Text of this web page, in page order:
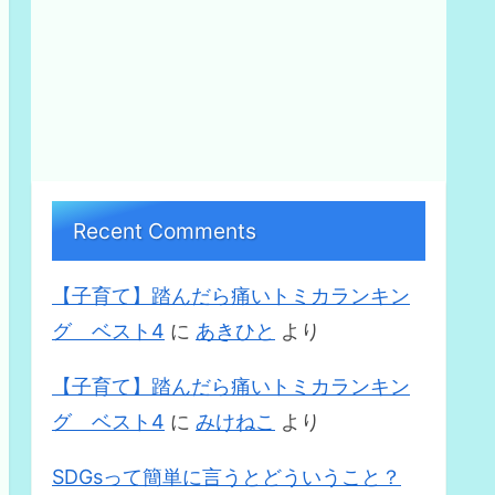
Recent Comments
【子育て】踏んだら痛いトミカランキン
グ ベスト4 に あきひと より
【子育て】踏んだら痛いトミカランキン
グ ベスト4 に みけねこ より
SDGsって簡単に言うとどういうこと？